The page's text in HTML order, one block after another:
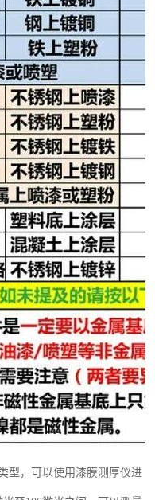
型，可以使用漆膜测厚仪进